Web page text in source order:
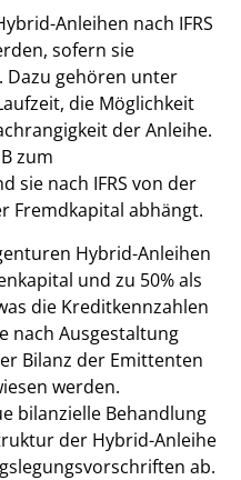
Anleihen nach IFRS
sofern sie
gehören unter
die Möglichkeit
der Anleihe.
zum
sie nach IFRS von der
Fremdkapital abhängt.
Hybrid-Anleihen
und zu 50% als
die Kreditkennzahlen
nach Ausgestaltung
Bilanz der Emittenten
werden.
bilanzielle Behandlung
der Hybrid-Anleihe
ab.